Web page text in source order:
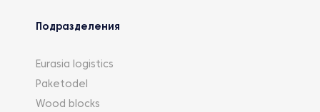
Подразделения
Eurasia logistics
Paketodel
Wood blocks